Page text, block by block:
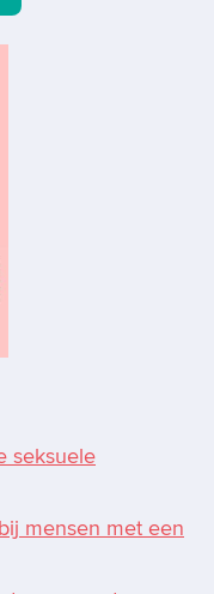
seksuele
mensen met een